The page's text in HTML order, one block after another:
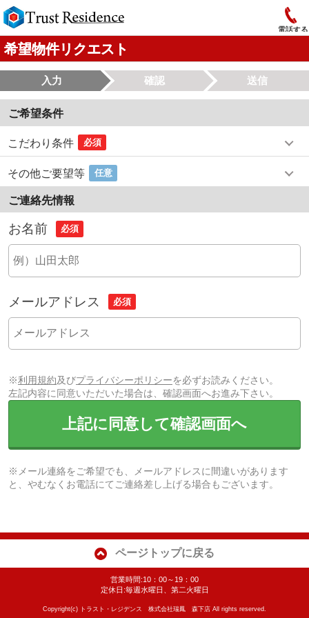
電話する
希望物件リクエスト
入力 確認 送信
ご希望条件
こだわり条件 必須
その他ご要望等 任意
ご連絡先情報
お名前 必須
メールアドレス 必須
※利用規約及びプライバシーポリシーを必ずお読みください。
左記内容に同意いただいた場合は、確認画面へお進み下さい。
上記に同意して確認画面へ
※メール連絡をご希望でも、メールアドレスに間違いがあります
と、やむなくお電話にてご連絡差し上げる場合もございます。
ページトップに戻る
営業時間:10：00～19：00
定休日:毎週水曜日、第二火曜日
Copyright(c) トラスト・レジデンス 株式会社瑞鳳 森下店 All rights reserved.